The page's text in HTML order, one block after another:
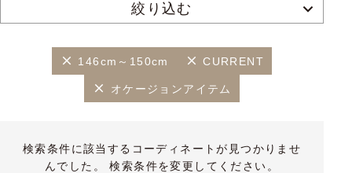
絞り込む
146cm～150cm CURRENT
オケージョンアイテム
検索条件に該当するコーディネートが見つかりませ
んでした。 検索条件を変更してください。